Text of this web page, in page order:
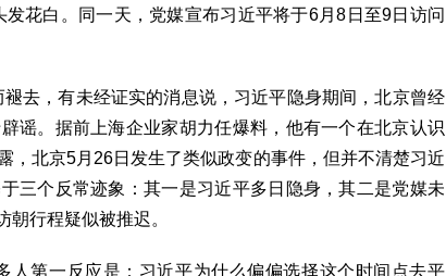
花白。同一天，党媒宣布习近平将于6月8日至9日访问
去，有未经证实的消息说，习近平隐身期间，北京曾经
谣。据前上海企业家胡力任爆料，他有一个在北京认识
，北京5月26日发生了类似政变的事件，但并不清楚习近
三个反常迹象：其一是习近平多日隐身，其二是党媒未
访朝行程疑似被推迟。
人第一反应是：习近平为什么偏偏选择这个时间点去平